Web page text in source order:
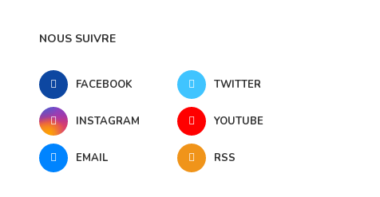
NOUS SUIVRE
FACEBOOK TWITTER
INSTAGRAM YOUTUBE
EMAIL RSS